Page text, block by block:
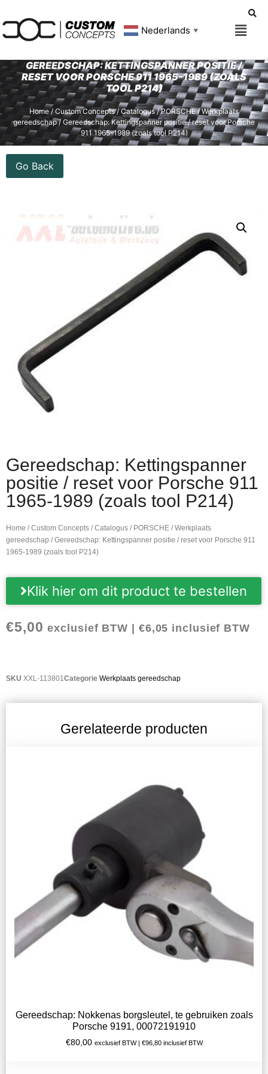
Nederlands ▼
GEREEDSCHAP: KETTINGSPANNER POSITIE /
RESET VOOR PORSCHE 911 1965-1989 (ZOALS
TOOL P214)
Home/Custom Concepts/ Catalogus/PORSCHE/Werkplaats
gereedschap/ Gereedschap: Kettingspanner positie / reset voor Porsche
911 1965-1989 (zoals tool P214)
Go Back
Gereedschap: Kettingspanner
positie / reset voor Porsche 911
1965-1989 (zoals tool P214)
Home /Custom Concepts /Catalogus / PORSCHE /Werkplaats
gereedschap / Gereedschap: Kettingspanner positie / reset voor Porsche 911
1965-1989 (zoals tool P214)
Klik hier om dit product te bestellen
€5,00 exclusief BTW | €6,05 inclusief BTW
SKU XXL-113801Categorie Werkplaats gereedschap
Gerelateerde producten
Gereedschap: Nokkenas borgsleutel, te gebruiken zoals
Porsche 9191, 00072191910
€80,00 exclusief BTW | €96,80inclusief BTW